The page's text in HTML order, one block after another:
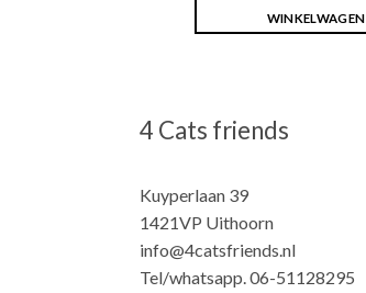
WINKELWAGEN
4 Cats friends
Kuyperlaan 39
1421VP Uithoorn
info@4catsfriends.nl
Tel/whatsapp. 06-51128295